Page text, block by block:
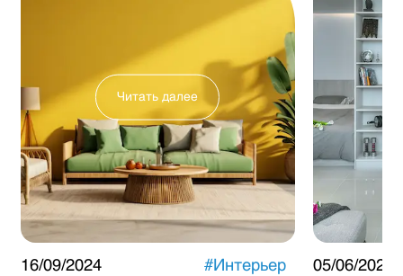
Читать далее
16/09/2024 #Интерьер 05/06/2024